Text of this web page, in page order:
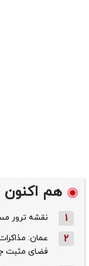
هم اکنون
1 نقشه ترور
2
عمان:
فضای مثبت